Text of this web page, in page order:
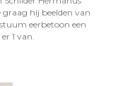
hij beelden van
eerbetoon een
1 van.